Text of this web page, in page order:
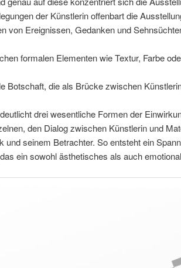
der Künstlerin offenbart die
von Ereignissen, Gedanken und
formalen Elementen wie Textur, Farbe
Botschaft, die als Brücke zwischen
drei wesentliche Formen der
den Dialog zwischen Künstlerin und
und seinem Betrachter. So entsteht ein
ein sowohl ästhetisches als auch